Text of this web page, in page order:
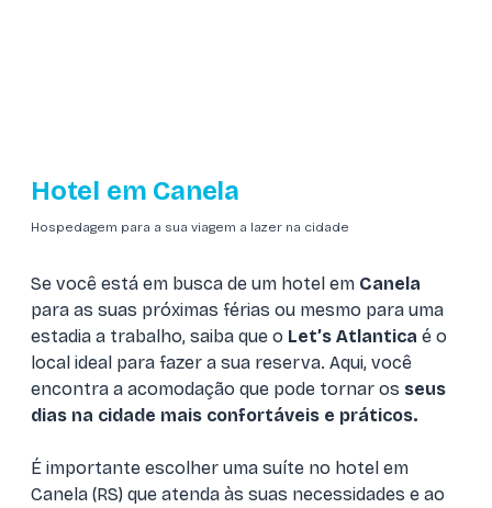
Hotel em Canela
Hospedagem para a sua viagem a lazer na cidade
Se você está em busca de um hotel em Canela
para as suas próximas férias ou mesmo para uma
estadia a trabalho, saiba que o Let’s Atlantica é o
local ideal para fazer a sua reserva. Aqui, você
encontra a acomodação que pode tornar os seus
dias na cidade mais confortáveis e práticos.
É importante escolher uma suíte no hotel em
Canela (RS) que atenda às suas necessidades e ao